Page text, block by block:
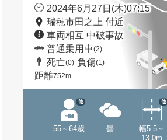
2024年6月27日(木)07:15
瑞穂市田之上 付近
車両相互 中破事故
普通乗用車(2)
死亡(0) 負傷(1)
距離752m
55～64歳
他
曇
幅5.5～
13.0m
他